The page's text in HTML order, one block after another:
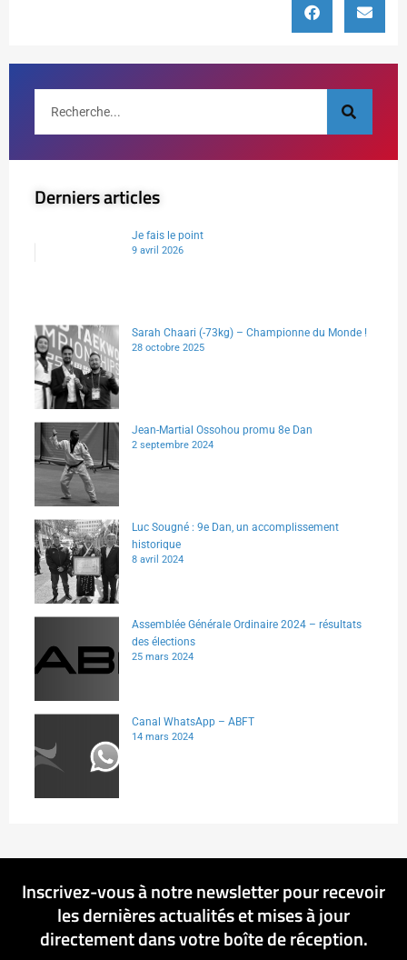
Derniers articles
Je fais le point
9 avril 2026
Sarah Chaari (-73kg) – Championne du Monde !
28 octobre 2025
Jean-Martial Ossohou promu 8e Dan
2 septembre 2024
Luc Sougné : 9e Dan, un accomplissement
historique
8 avril 2024
Assemblée Générale Ordinaire 2024 – résultats
des élections
25 mars 2024
Canal WhatsApp – ABFT
14 mars 2024
Inscrivez-vous à notre newsletter pour recevoir
les dernières actualités et mises à jour
directement dans votre boîte de réception.